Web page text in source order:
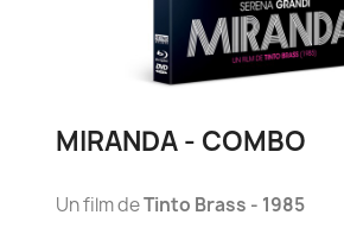
MIRANDA - COMBO
Un film deTinto Brass - 1985